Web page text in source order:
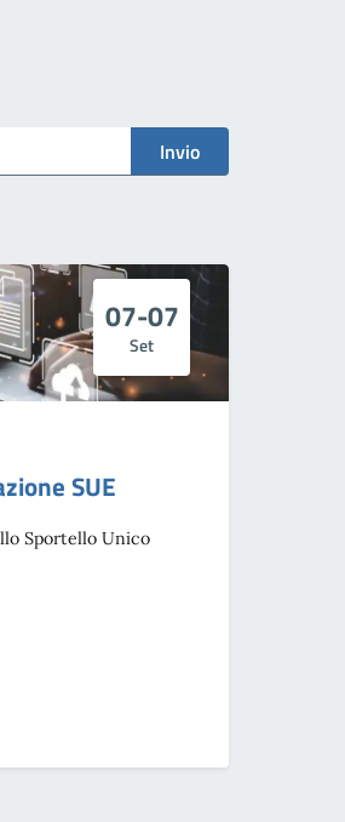
Invio
07-07
Set
SUE
Sportello Unico